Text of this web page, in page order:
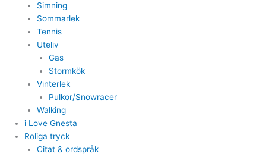
Simning
Sommarlek
Tennis
Uteliv
Gas
Stormkök
Vinterlek
Pulkor/Snowracer
Walking
i Love Gnesta
Roliga tryck
Citat & ordspråk